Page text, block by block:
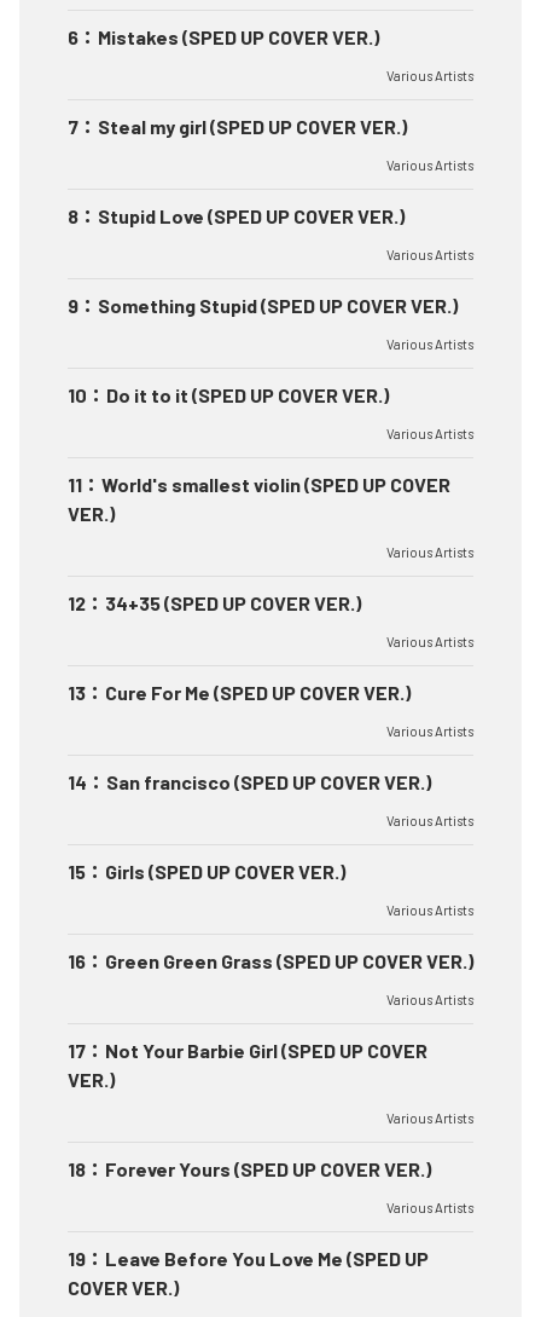
6 ： Mistakes (SPED UP COVER VER.)
Various Artists
7 ： Steal my girl (SPED UP COVER VER.)
Various Artists
8 ： Stupid Love (SPED UP COVER VER.)
Various Artists
9 ： Something Stupid (SPED UP COVER VER.)
Various Artists
10 ： Do it to it (SPED UP COVER VER.)
Various Artists
11 ： World's smallest violin (SPED UP COVER
VER.)
Various Artists
12 ： 34+35 (SPED UP COVER VER.)
Various Artists
13 ： Cure For Me (SPED UP COVER VER.)
Various Artists
14 ： San francisco (SPED UP COVER VER.)
Various Artists
15 ： Girls (SPED UP COVER VER.)
Various Artists
16 ： Green Green Grass (SPED UP COVER VER.)
Various Artists
17 ： Not Your Barbie Girl (SPED UP COVER
VER.)
Various Artists
18 ： Forever Yours (SPED UP COVER VER.)
Various Artists
19 ： Leave Before You Love Me (SPED UP
COVER VER.)